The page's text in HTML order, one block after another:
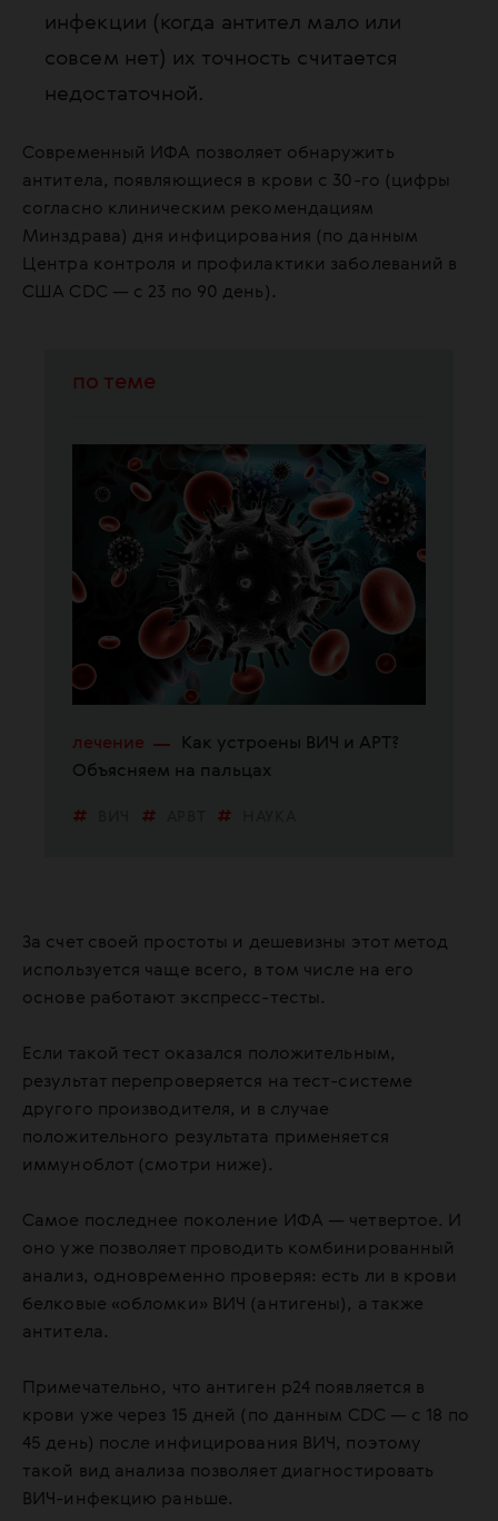
инфекции (когда антител мало или
совсем нет) их точность считается
недостаточной.
Современный ИФА позволяет обнаружить
антитела, появляющиеся в крови с 30-го (цифры
согласно клиническим рекомендациям
Минздрава) дня инфицирования (по данным
Центра контроля и профилактики заболеваний в
США CDC — c 23 по 90 день).
по теме
лечение
Как устроены ВИЧ и АРТ?
Объясняем на пальцах
За счет своей простоты и дешевизны этот метод
используется чаще всего, в том числе на его
основе работают экспресс-тесты.
Если такой тест оказался положительным,
результат перепроверяется на тест-системе
другого производителя, и в случае
положительного результата применяется
иммуноблот (смотри ниже).
Самое последнее поколение ИФА — четвертое. И
оно уже позволяет проводить комбинированный
анализ, одновременно проверяя: есть ли в крови
белковые «обломки» ВИЧ (антигены), а также
антитела.
Примечательно, что антиген р24 появляется в
крови уже через 15 дней (по данным CDC — с 18 по
45 день) после инфицирования ВИЧ, поэтому
такой вид анализа позволяет диагностировать
ВИЧ-инфекцию раньше.